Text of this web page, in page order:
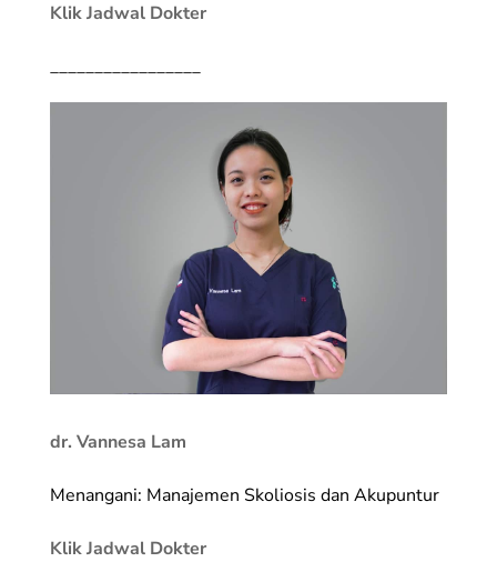
Klik Jadwal Dokter
_________________
dr. Vannesa Lam
Menangani: Manajemen Skoliosis dan Akupuntur
Klik Jadwal Dokter